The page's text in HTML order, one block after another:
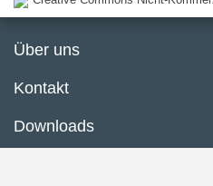
Über uns
Kontakt
Downloads